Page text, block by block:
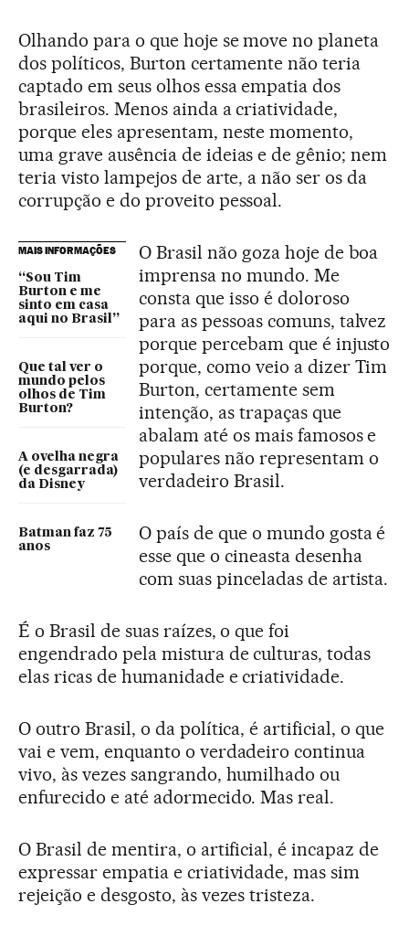
Olhando para o que hoje se move no planeta
dos políticos, Burton certamente não teria
captado em seus olhos essa empatia dos
brasileiros. Menos ainda a criatividade,
porque eles apresentam, neste momento,
uma grave ausência de ideias e de gênio; nem
teria visto lampejos de arte, a não ser os da
corrupção e do proveito pessoal.
MAIS INFORMAÇÕES
“Sou Tim
Burton e me
sinto em casa
aqui no Brasil”
Que tal ver o
mundo pelos
olhos de Tim
Burton?
A ovelha negra
(e desgarrada)
da Disney
Batman faz 75
anos
O Brasil não goza hoje de boa
imprensa no mundo. Me
consta que isso é doloroso
para as pessoas comuns, talvez
porque percebam que é injusto
porque, como veio a dizer Tim
Burton, certamente sem
intenção, as trapaças que
abalam até os mais famosos e
populares não representam o
verdadeiro Brasil.
O país de que o mundo gosta é
esse que o cineasta desenha
com suas pinceladas de artista.
É o Brasil de suas raízes, o que foi
engendrado pela mistura de culturas, todas
elas ricas de humanidade e criatividade.
O outro Brasil, o da política, é artificial, o que
vai e vem, enquanto o verdadeiro continua
vivo, às vezes sangrando, humilhado ou
enfurecido e até adormecido. Mas real.
O Brasil de mentira, o artificial, é incapaz de
expressar empatia e criatividade, mas sim
rejeição e desgosto, às vezes tristeza.